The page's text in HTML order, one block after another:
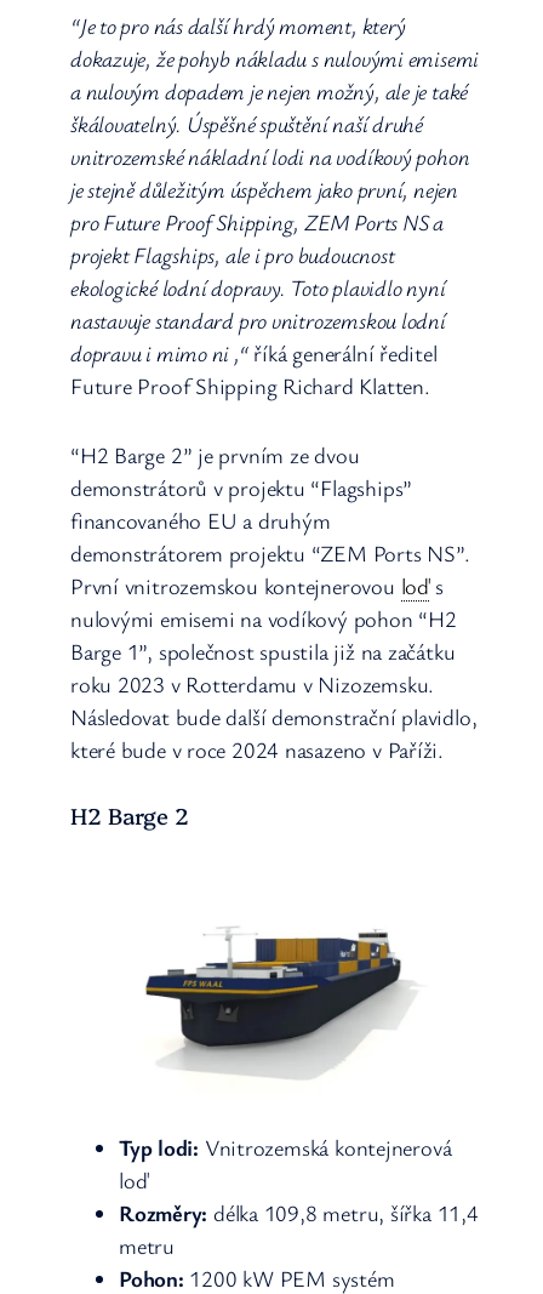
“Je to pro nás další hrdý moment, který
dokazuje, že pohyb nákladu s nulovými emisemi
a nulovým dopadem je nejen možný, ale je také
škálovatelný. Úspěšné spuštění naší druhé
vnitrozemské nákladní lodi na vodíkový pohon
je stejně důležitým úspěchem jako první, nejen
pro Future Proof Shipping, ZEM Ports NS a
projekt Flagships, ale i pro budoucnost
ekologické lodní dopravy. Toto plavidlo nyní
nastavuje standard pro vnitrozemskou lodní
dopravu i mimo ni ,“říká generální ředitel
Future Proof Shipping Richard Klatten.
“H2 Barge 2” je prvním ze dvou
demonstrátorů v projektu “Flagships”
financovaného EU a druhým
demonstrátorem projektu “ZEM Ports NS”.
První vnitrozemskou kontejnerovou loďs
nulovými emisemi na vodíkový pohon “H2
Barge 1”, společnost spustila již na začátku
roku 2023 v Rotterdamu v Nizozemsku.
Následovat bude další demonstrační plavidlo,
které bude v roce 2024 nasazeno v Paříži.
H2 Barge 2
Typ lodi: Vnitrozemská kontejnerová
loď
Rozměry: délka 109,8 metru, šířka 11,4
metru
Pohon: 1200 kW PEM systém